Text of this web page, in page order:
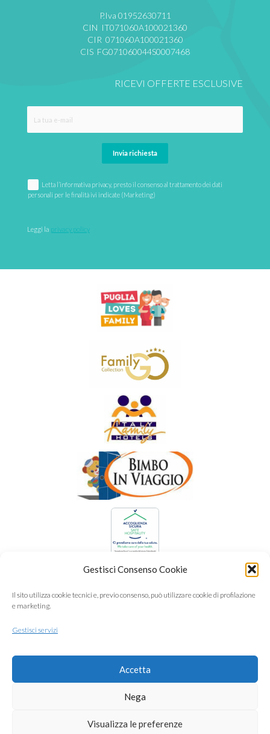
Gestisci Consenso Cookie
Il sito utilizza cookie tecnici e, previo consenso, può utilizzare cookie di profilazione
e marketing.
Gestisci servizi
Accetta
Nega
Visualizza le preferenze
P.Iva 01952630711
CIN IT071060A100021360
CIR 071060A100021360
CIS FG071060044S0007468
RICEVI OFFERTE ESCLUSIVE
Invia richiesta
Letta l’informativa privacy, presto il consenso al trattamento dei dati
personali per le finalità ivi indicate (Marketing)
Leggi la privacy policy